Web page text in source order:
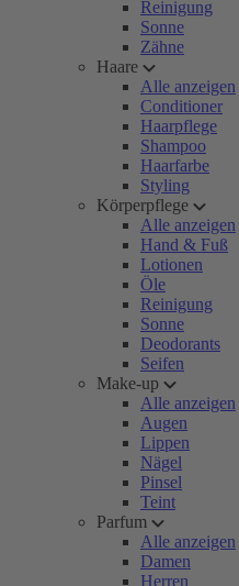
Reinigung
Sonne
Zähne
Haare
Alle anzeigen
Conditioner
Haarpflege
Shampoo
Haarfarbe
Styling
Körperpflege
Alle anzeigen
Hand & Fuß
Lotionen
Öle
Reinigung
Sonne
Deodorants
Seifen
Make-up
Alle anzeigen
Augen
Lippen
Nägel
Pinsel
Teint
Parfum
Alle anzeigen
Damen
Herren